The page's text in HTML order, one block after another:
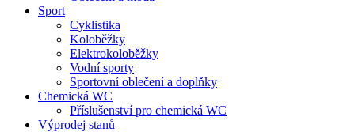
Sport
Cyklistika
Koloběžky
Elektrokoloběžky
Vodní sporty
Sportovní oblečení a doplňky
Chemická WC
Příslušenství pro chemická WC
Výprodej stanů